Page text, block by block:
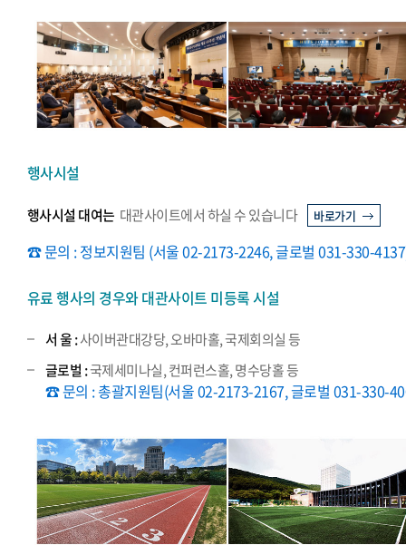
행사시설
행사시설 대여는 대관사이트에서 하실 수 있습니다 바로가기
☎ 문의 : 정보지원팀 (서울 02-2173-2246, 글로벌 031-330-
유료 행사의 경우와 대관사이트 미등록 시설
서 울 :사이버관대강당, 오바마홀, 국제회의실 등
글로벌 :국제세미나실, 컨퍼런스홀, 명수당홀 등
☎ 문의 : 총괄지원팀(서울 02-2173-2167, 글로벌 031-330-